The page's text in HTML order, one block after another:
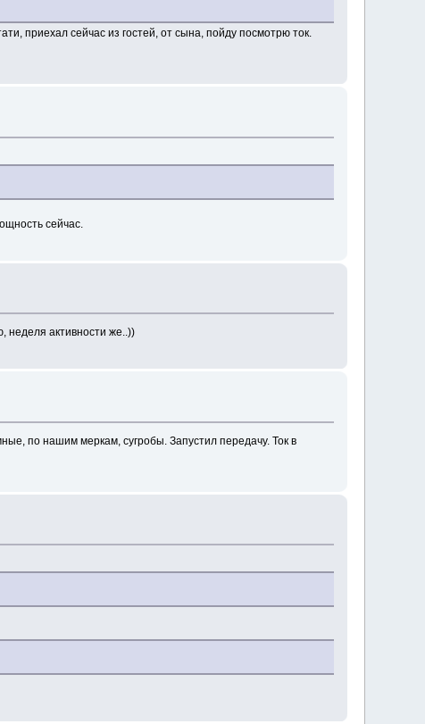
приехал сейчас из гостей, от сына, пойду посмотрю ток.
сейчас.
неделя активности же..))
по нашим меркам, сугробы. Запустил передачу. Ток в